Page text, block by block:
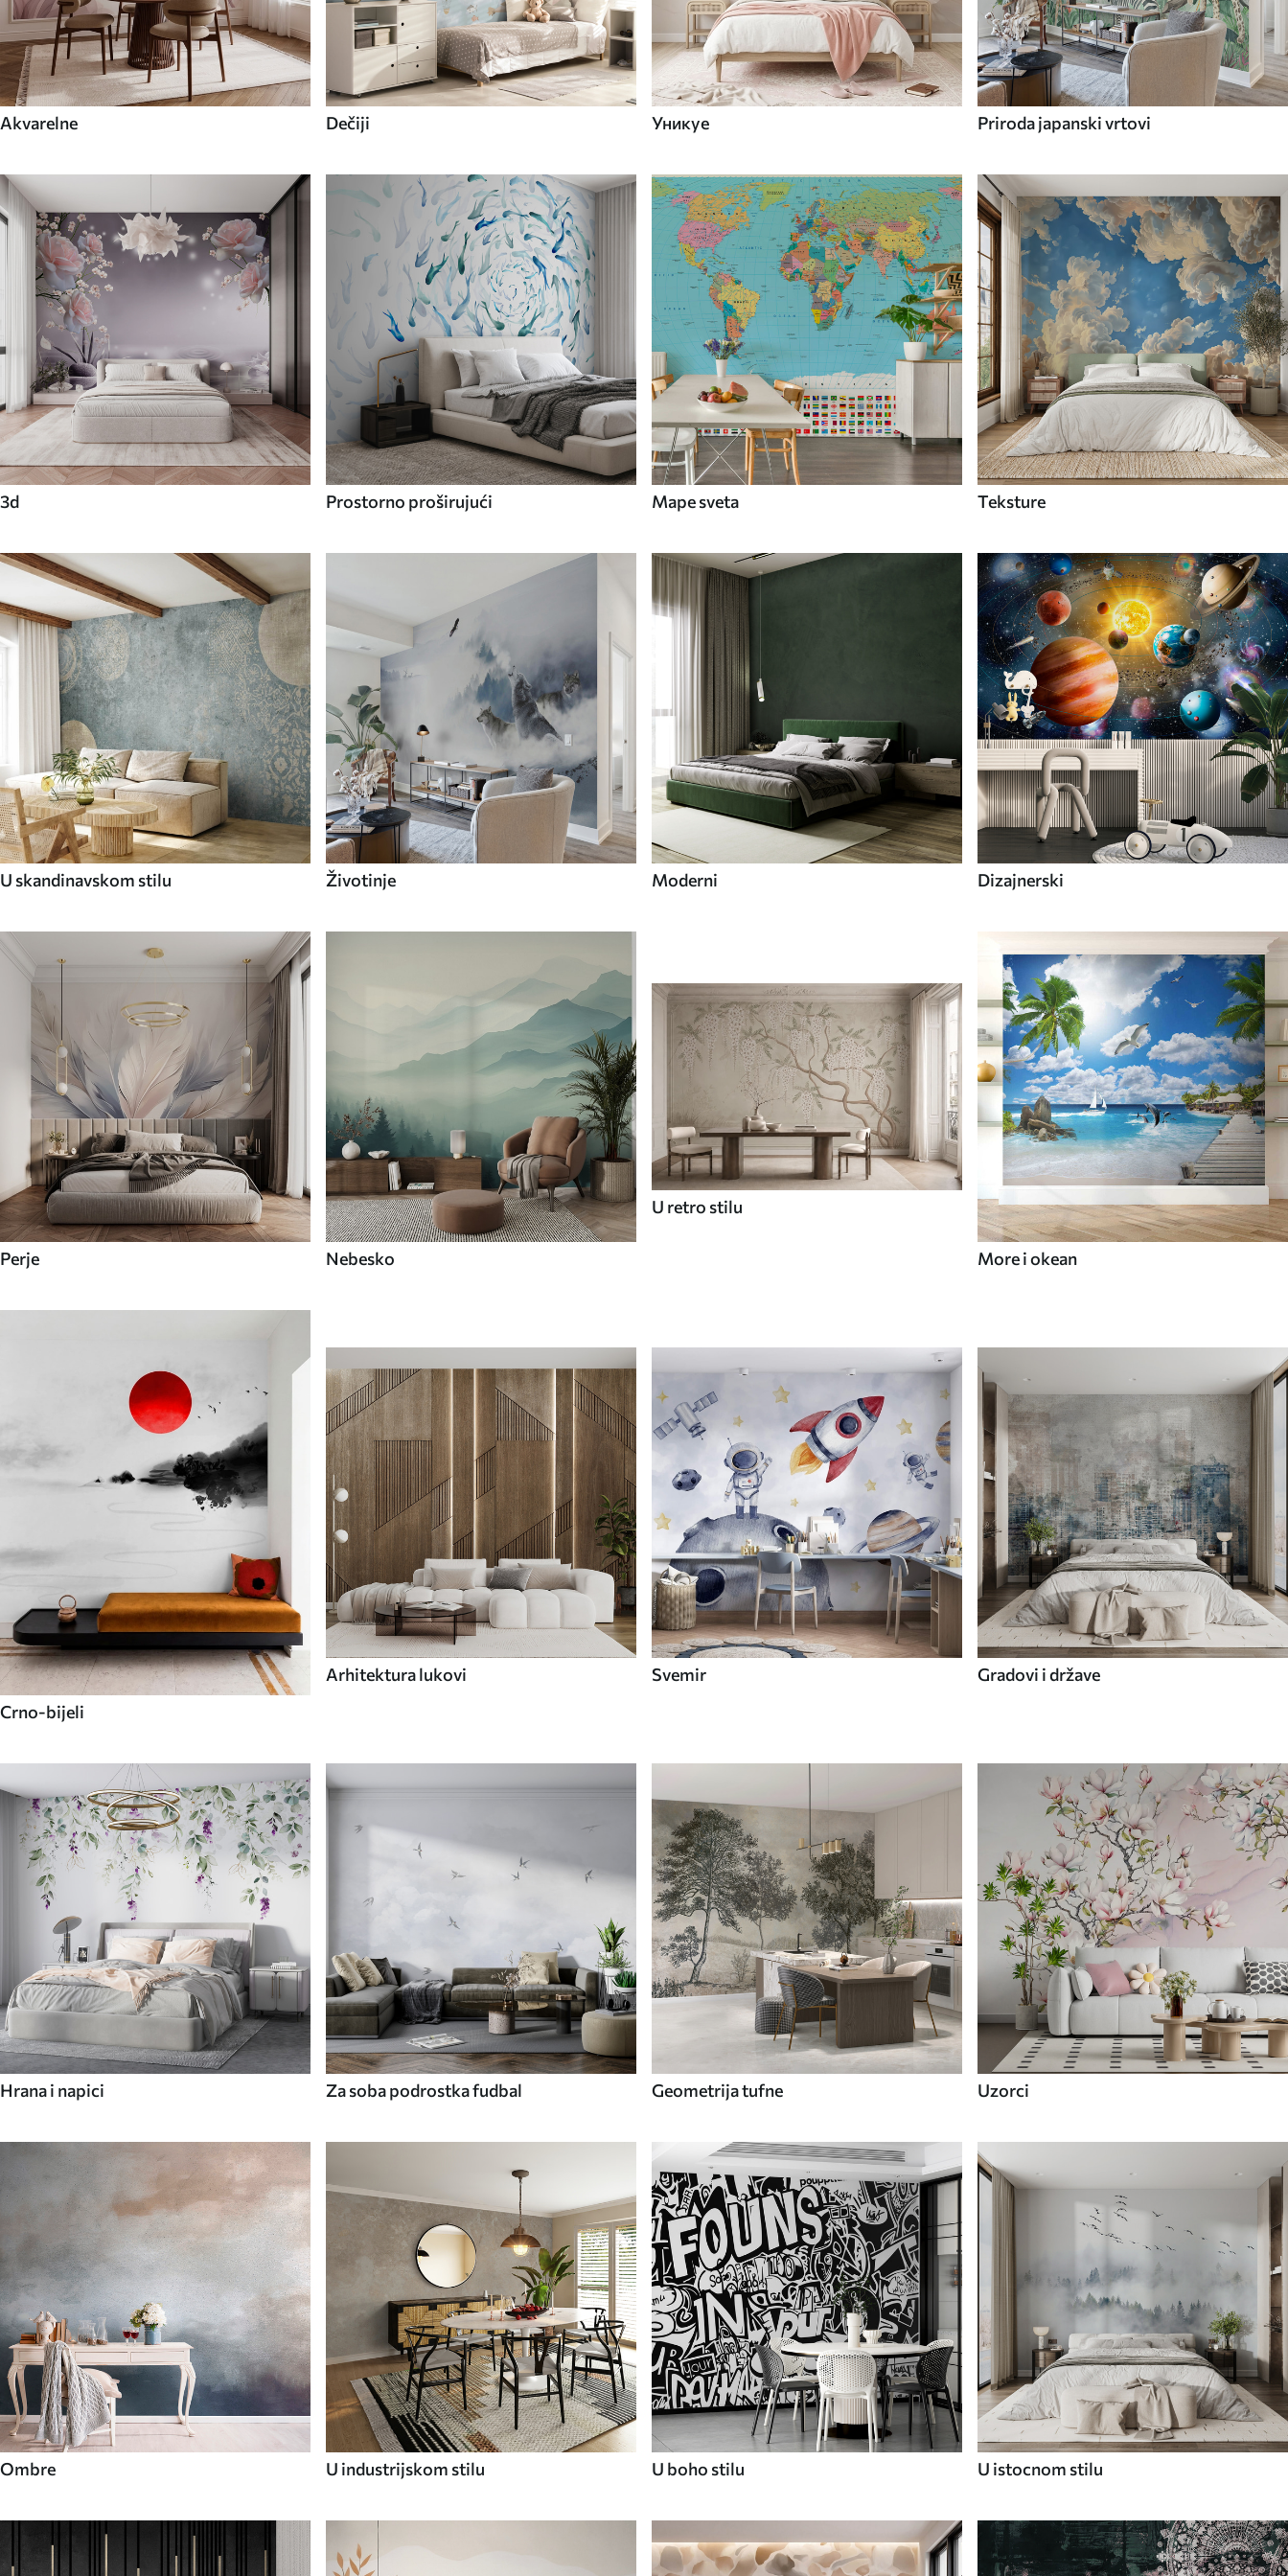
Akvarelne Dečiji Уникуе Priroda japanski vrtovi
3d Prostorno proširujući Mape sveta Teksture
U skandinavskom stilu Životinje Moderni Dizajnerski
Perje Nebesko
U retro stilu
More i okean
Crno-bijeli
Arhitektura lukovi Svemir Gradovi i države
Hrana i napici Za soba podrostka fudbal Geometrija tufne Uzorci
Ombre U industrijskom stilu U boho stilu U istocnom stilu